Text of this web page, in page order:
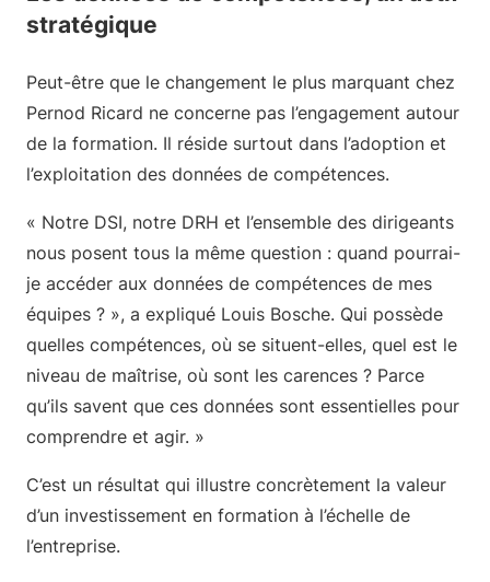
stratégique
Peut-être que le changement le plus marquant chez
Pernod Ricard ne concerne pas l’engagement autour
de la formation. Il réside surtout dans l’adoption et
l’exploitation des données de compétences.
« Notre DSI, notre DRH et l’ensemble des dirigeants
nous posent tous la même question : quand pourrai-
je accéder aux données de compétences de mes
équipes ? », a expliqué Louis Bosche. Qui possède
quelles compétences, où se situent-elles, quel est le
niveau de maîtrise, où sont les carences ? Parce
qu’ils savent que ces données sont essentielles pour
comprendre et agir. »
C’est un résultat qui illustre concrètement la valeur
d’un investissement en formation à l’échelle de
l’entreprise.